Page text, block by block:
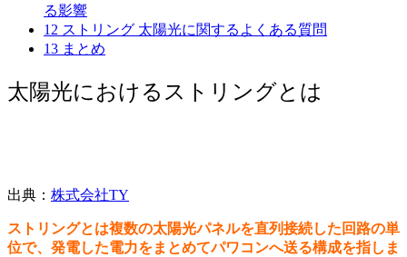
る影響
12 ストリング 太陽光に関するよくある質問
13 まとめ
太陽光におけるストリングとは
出典： 株式会社TY
ストリングとは複数の太陽光パネルを直列接続した回路の単
位で、発電した電力をまとめてパワコンへ送る構成を指しま